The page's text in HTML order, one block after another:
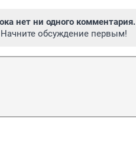
нет ни одного комментария.
Начните обсуждение первым!